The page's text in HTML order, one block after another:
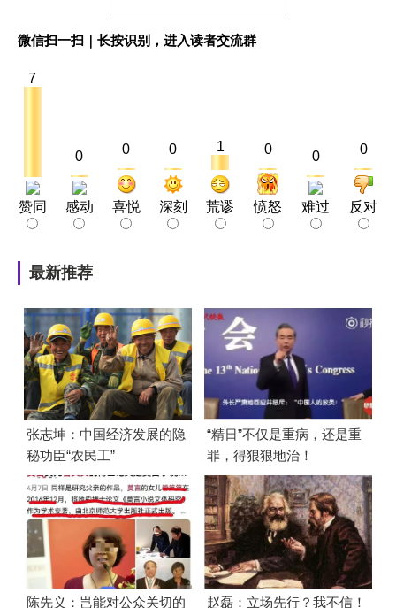
微信扫一扫｜长按识别，进入读者交流群
7
赞同
0
感动
0
喜悦
0
深刻
1
荒谬
0
愤怒
0
难过
0
反对
最新推荐
张志坤：中国经济发展的隐
秘功臣“农民工”
“精日”不仅是重病，还是重
罪，得狠狠地治！
陈先义：岂能对公众关切的 赵磊：立场先行？我不信！